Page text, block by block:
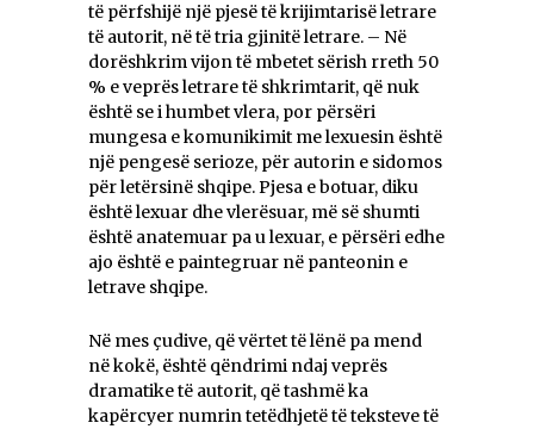
të përfshijë një pjesë të krijimtarisë letrare
të autorit, në të tria gjinitë letrare. – Në
dorëshkrim vijon të mbetet sërish rreth 50
% e veprës letrare të shkrimtarit, që nuk
është se i humbet vlera, por përsëri
mungesa e komunikimit me lexuesin është
një pengesë serioze, për autorin e sidomos
për letërsinë shqipe. Pjesa e botuar, diku
është lexuar dhe vlerësuar, më së shumti
është anatemuar pa u lexuar, e përsëri edhe
ajo është e paintegruar në panteonin e
letrave shqipe.
Në mes çudive, që vërtet të lënë pa mend
në kokë, është qëndrimi ndaj veprës
dramatike të autorit, që tashmë ka
kapërcyer numrin tetëdhjetë të teksteve të